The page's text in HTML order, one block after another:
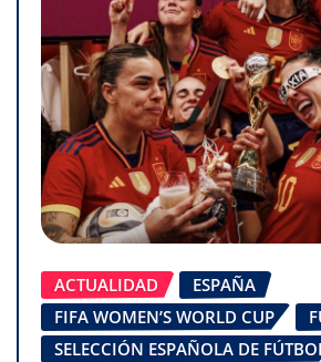
ACTUALIDAD
ESPAÑA
FIFA WOMEN’S WORLD CUP
SELECCIÓN ESPAÑOLA DE